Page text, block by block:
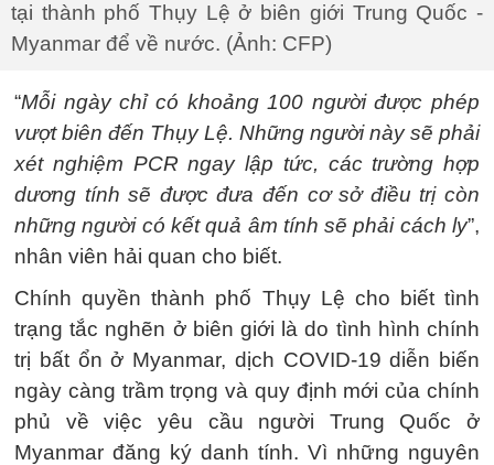
tại thành phố Thụy Lệ ở biên giới Trung Quốc -
Myanmar để về nước. (Ảnh: CFP)
“Mỗi ngày chỉ có khoảng 100 người được phép
vượt biên đến Thụy Lệ. Những người này sẽ phải
xét nghiệm PCR ngay lập tức, các trường hợp
dương tính sẽ được đưa đến cơ sở điều trị còn
những người có kết quả âm tính sẽ phải cách ly”,
nhân viên hải quan cho biết.
Chính quyền thành phố Thụy Lệ cho biết tình
trạng tắc nghẽn ở biên giới là do tình hình chính
trị bất ổn ở Myanmar, dịch COVID-19 diễn biến
ngày càng trầm trọng và quy định mới của chính
phủ về việc yêu cầu người Trung Quốc ở
Myanmar đăng ký danh tính. Vì những nguyên